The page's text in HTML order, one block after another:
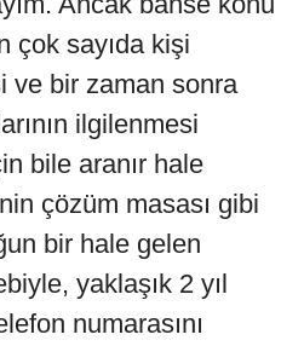
çok sayıda kişi
ve bir zaman sonra
ilgilenmesi
bile aranır hale
çözüm masası gibi
bir hale gelen
yaklaşık 2 yıl
numarasını